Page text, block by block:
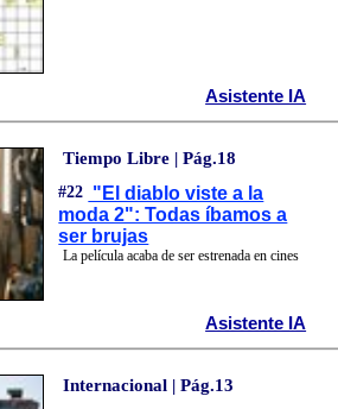
Asistente IA
Tiempo Libre | Pág.18
#22 "El diablo viste a la
moda 2": Todas íbamos a
ser brujas
La película acaba de ser estrenada en cines
Asistente IA
Internacional | Pág.13